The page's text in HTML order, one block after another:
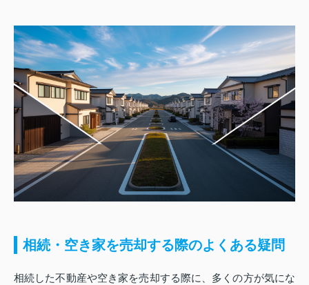
相続・空き家を売却する際のよくある疑問
相続した不動産や空き家を売却する際に、多くの方が気にな